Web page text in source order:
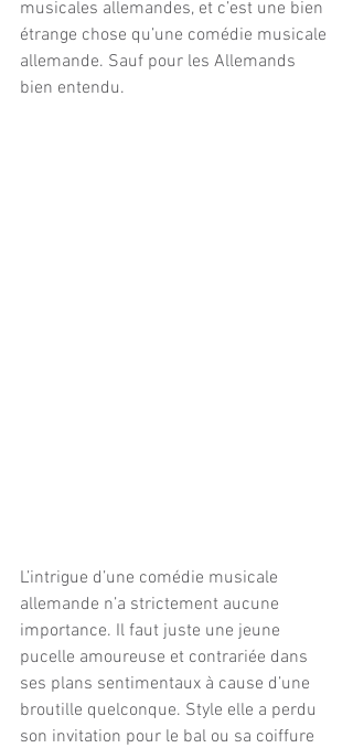
musicales allemandes, et c’est une bien
étrange chose qu’une comédie musicale
allemande. Sauf pour les Allemands
bien entendu.
L’intrigue d’une comédie musicale
allemande n’a strictement aucune
importance. Il faut juste une jeune
pucelle amoureuse et contrariée dans
ses plans sentimentaux à cause d’une
broutille quelconque. Style elle a perdu
son invitation pour le bal ou sa coiffure